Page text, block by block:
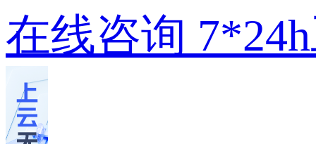
在线咨询